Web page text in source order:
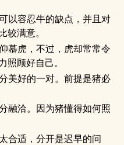
以容忍牛的缺点，并且对
较满意。
慕虎，不过，虎却常常令
照顾好自己。
美好的一对。前提是猪必
融洽。因为猪懂得如何照
合适，分开是迟早的问